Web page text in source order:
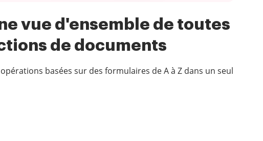
vue d'ensemble de toutes
de documents
basées sur des formulaires de A à Z dans un seul